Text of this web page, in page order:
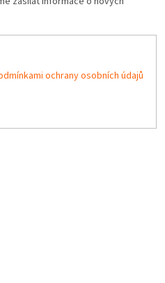
ochrany osobních údajů